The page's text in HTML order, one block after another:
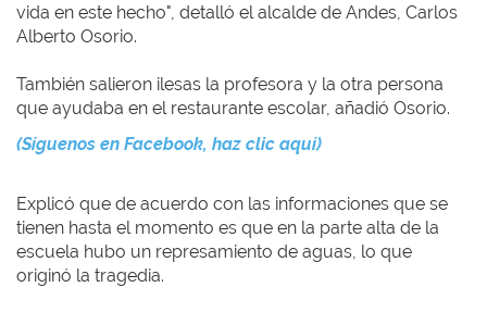
vida en este hecho", detalló el alcalde de Andes, Carlos
Alberto Osorio.
También salieron ilesas la profesora y la otra persona
que ayudaba en el restaurante escolar, añadió Osorio.
(Síguenos en Facebook, haz clic aquí)
Explicó que de acuerdo con las informaciones que se
tienen hasta el momento es que en la parte alta de la
escuela hubo un represamiento de aguas, lo que
originó la tragedia.